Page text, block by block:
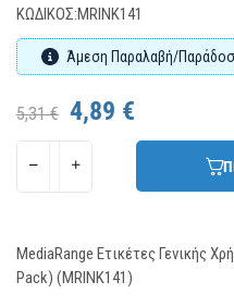
ΚΩΔΙΚΌΣ:MRINK141
Άμεση Παραλαβή/
5,31 € 4,89 €
MediaRange Ετικέτες Γενικής
Pack) (MRINK141)